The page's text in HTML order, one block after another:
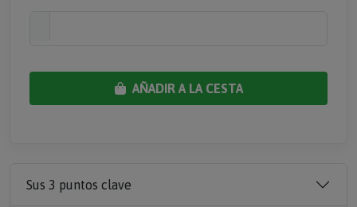
AÑADIR A LA CESTA
Sus 3 puntos clave